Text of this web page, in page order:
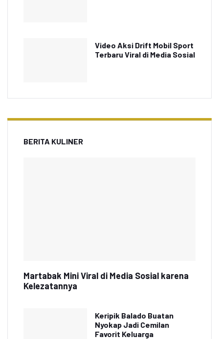
Video Aksi Drift Mobil Sport
Terbaru Viral di Media Sosial
BERITA KULINER
Martabak Mini Viral di Media Sosial karena
Kelezatannya
Keripik Balado Buatan
Nyokap Jadi Cemilan
Favorit Keluarga